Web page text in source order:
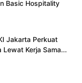
Basic Hospitality
Jakarta Perkuat
Lewat Kerja Sama...